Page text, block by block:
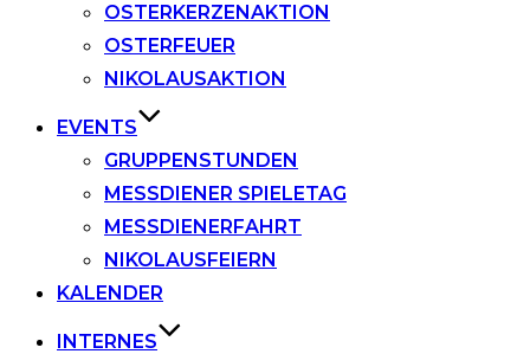
OSTERKERZENAKTION
OSTERFEUER
NIKOLAUSAKTION
EVENTS
GRUPPENSTUNDEN
MESSDIENER SPIELETAG
MESSDIENERFAHRT
NIKOLAUSFEIERN
KALENDER
INTERNES